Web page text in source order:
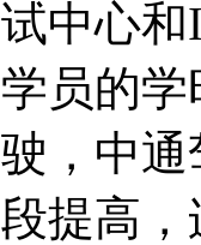
中心
员的
，中
提高